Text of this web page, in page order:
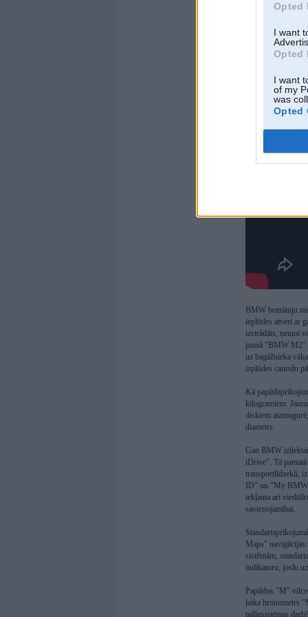
Opted
I want
Opted
I want
of my
was
Opted
un labajam
Jaunā "BMW
nekā "BMW M4
jaunā BMW 2.
BMW bezrāmju
ieplūdes atveri ar
izstrādāts, ņemot
jaunā "BMW M2"
uz bagāžnieka
izplūdes cauruļu
Kā
kilogramiem.
diskiem
diametrs.
Gan BMW
iDrive". Tā
transportlīdzekli,
ID" un "My
iekļauta arī
savienojamībai.
Maps" navigācijas
sistēmām,
indikatoru, joslu
Papildus "M"
laika hronometrs
palīgsistēmas